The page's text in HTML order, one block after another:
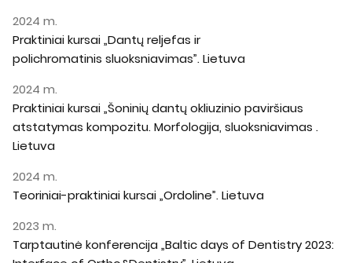
2024 m.
Praktiniai kursai „Dantų reljefas ir
polichromatinis sluoksniavimas”. Lietuva
2024 m.
Praktiniai kursai „Šoninių dantų okliuzinio paviršiaus
atstatymas kompozitu. Morfologija, sluoksniavimas .
Lietuva
2024 m.
Teoriniai-praktiniai kursai „Ordoline”. Lietuva
2023 m.
Tarptautinė konferencija „Baltic days of Dentistry 2023: